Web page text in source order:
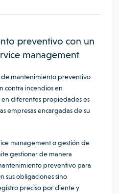
preventivo con un
management
mantenimiento preventivo
contra incendios en
en diferentes propiedades es
empresas encargadas de su
management o gestión de
gestionar de manera
preventivo para
sus obligaciones sino
preciso por cliente y